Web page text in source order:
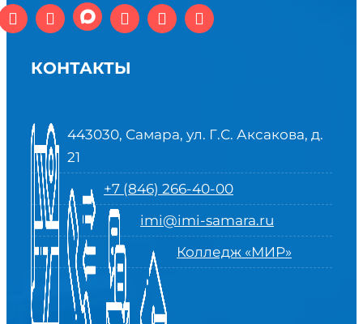
КОНТАКТЫ
443030, Самара, ул. Г.С. Аксакова, д.
21
+7 (846) 266-40-00
imi@imi-samara.ru
Колледж «МИР»